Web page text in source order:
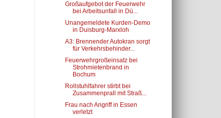
Großaufgebot der Feuerwehr
bei Arbeitsunfall in Dü...
Unangemeldete Kurden-Demo
in Duisburg-Marxloh
A3: Brennender Autokran sorgt
für Verkehrsbehinder...
Feuerwehrgroßeinsatz bei
Strohmietenbrand in
Bochum
Rollstuhlfahrer stirbt bei
Zusammenprall mit Straß...
Frau nach Angriff in Essen
verletzt